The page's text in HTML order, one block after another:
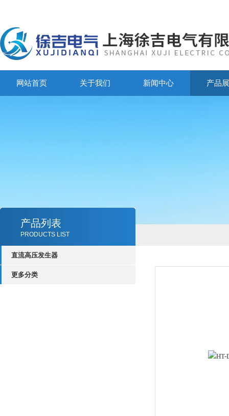
网站首页 关于我们 新闻中心 产品
产品列表
PRODUCTS LIST
直流高压发生器
更多分类